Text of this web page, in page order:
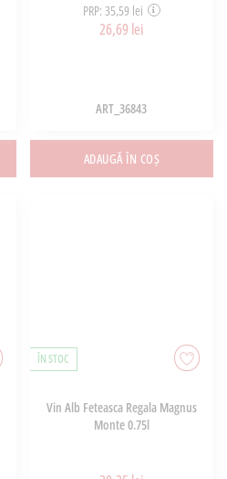
PRP: 35,59 lei
26,69 lei
ART_36843
ADAUGĂ ÎN COȘ
ÎN STOC
Vin Alb Feteasca Regala Magnus
Monte 0.75l